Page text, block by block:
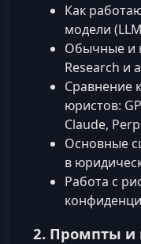
Как
модели
Обычные и
Research и
Сравнение
юристов:
Claude,
Основные
в
Работа с
2. Промпты и